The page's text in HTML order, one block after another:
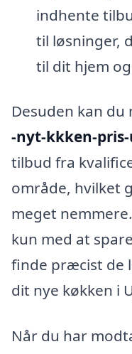
indhente
til løsninger,
til dit hjem
Desuden kan
-nyt-kkken-
tilbud fra
område, hvilket
meget
kun med at
finde præcist de
dit nye køkken i
Når du har